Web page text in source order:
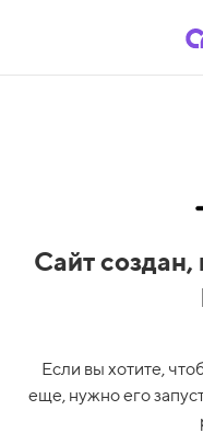
Сайт создан,
Если вы хотите,
еще, нужно его